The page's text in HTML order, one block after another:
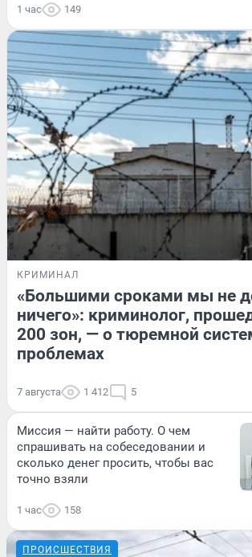
1 час 149
КРИМИНАЛ
«Большими сроками мы не
ничего»: криминолог,
200 зон, — о тюремной
проблемах
7 августа 1 412 5
Миссия — найти работу. О чем
спрашивать на собеседовании и
сколько денег просить, чтобы вас
точно взяли
1 час 158
ПРОИСШЕСТВИЯ